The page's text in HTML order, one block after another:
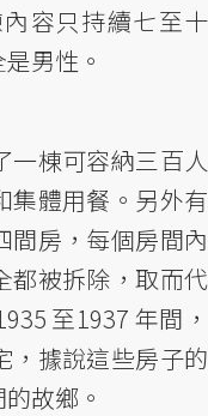
容只持續七至十
男性。
一棟可容納三百人
集體用餐。另外有
間房，每個房間內
都被拆除，取而代
至1937 年間，
，據說這些房子的
故鄉。